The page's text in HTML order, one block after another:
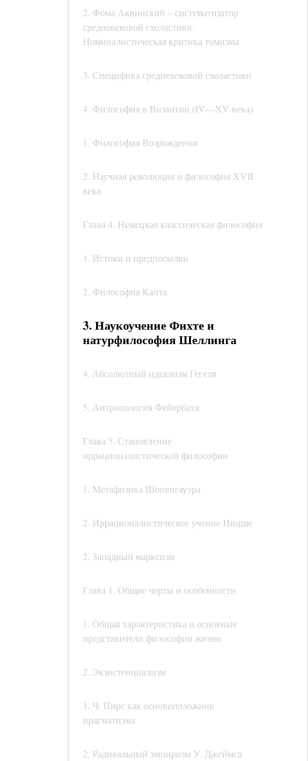
2. Фома Аквинский – систематизатор
средневековой схоластики.
Номиналистическая критика томизма
3. Специфика средневековой схоластики
4. Философия в Византии (IV—XV века)
1. Философия Возрождения
2. Научная революция и философия XVII
века
Глава 4. Немецкая классическая философия
1. Истоки и предпосылки
2. Философия Канта
3. Наукоучение Фихте и
натурфилософия Шеллинга
4. Абсолютный идеализм Гегеля
5. Антропология Фейербаха
Глава 5. Становление
иррационалистической философии
1. Метафизика Шопенгауэра
2. Иррационалистическое учение Ницше
2. Западный марксизм
Глава 1. Общие черты и особенности
1. Общая характеристика и основные
представители философии жизни
2. Экзистенциализм
1. Ч. Пирс как основоположник
прагматизма
2. Радикальный эмпиризм У. Джеймса